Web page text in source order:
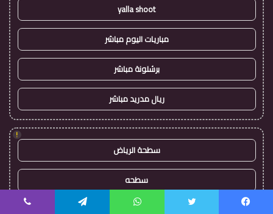
yalla shoot
مباريات اليوم مباشر
برشلونة مباشر
ريال مدريد مباشر
!
سطحة الرياض
سطحه
سطحة بين المدن